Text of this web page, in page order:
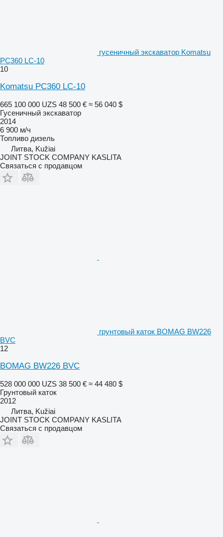
гусеничный экскаватор Komatsu
PC360 LC-10
10
Komatsu PC360 LC-10
665 100 000 UZS 48 500 € ≈ 56 040 $
Гусеничный экскаватор
2014
6 900 м/ч
Топливо дизель
Литва, Kužiai
JOINT STOCK COMPANY KASLITA
Связаться с продавцом
грунтовый каток BOMAG BW226
BVC
12
BOMAG BW226 BVC
528 000 000 UZS 38 500 € ≈ 44 480 $
Грунтовый каток
2012
Литва, Kužiai
JOINT STOCK COMPANY KASLITA
Связаться с продавцом